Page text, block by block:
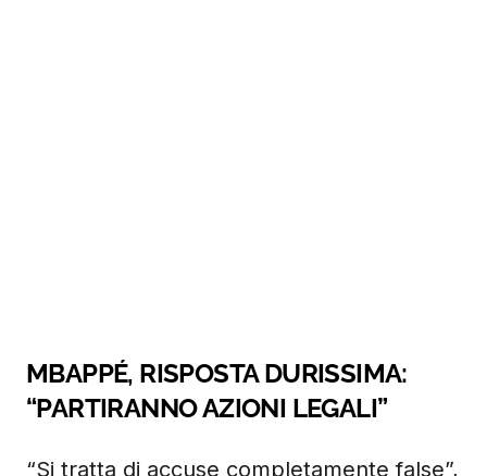
MBAPPÉ, RISPOSTA DURISSIMA:
“PARTIRANNO AZIONI LEGALI”
“Si tratta di accuse completamente false”,